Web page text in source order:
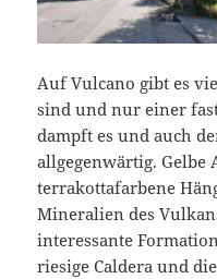
Auf Vulcano gibt es
sind und nur einer
dampft es und auch
allgegenwärtig. Gelbe
terrakottafarbene
Mineralien des
interessante
riesige Caldera und